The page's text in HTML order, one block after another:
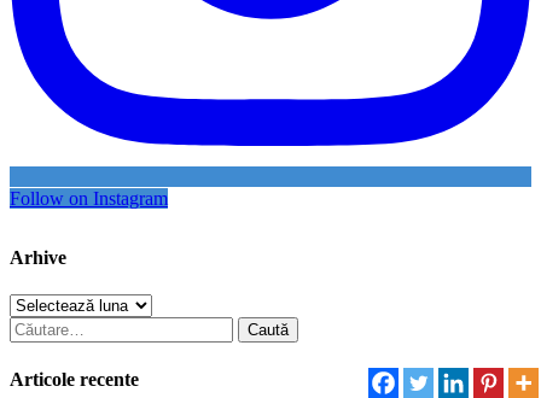
Follow on Instagram
Arhive
Arhive
Caută
după:
Articole recente